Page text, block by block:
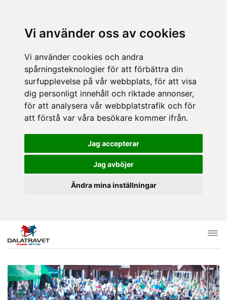
Vi använder oss av cookies
Vi använder cookies och andra
spårningsteknologier för att förbättra din
surfupplevelse på vår webbplats, för att visa
dig personligt innehåll och riktade annonser,
för att analysera vår webbplatstrafik och för
att förstå var våra besökare kommer ifrån.
Jag accepterar
Jag avböjer
Ändra mina inställningar